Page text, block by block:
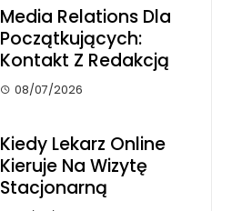
Media Relations Dla
Początkujących:
Kontakt Z Redakcją
08/07/2026
Kiedy Lekarz Online
Kieruje Na Wizytę
Stacjonarną